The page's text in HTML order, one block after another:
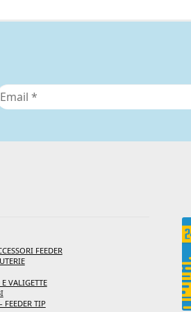
FEEDER
VALIGETTE
TIP